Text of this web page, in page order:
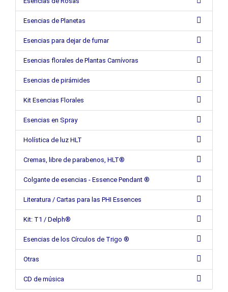
Esencias de Planetas
Esencias para dejar de fumar
Esencias florales de Plantas Carnívoras
Esencias de pirámides
Kit Esencias Florales
Esencias en Spray
Holística de luz HLT
Cremas, libre de parabenos, HLT®
Colgante de esencias - Essence Pendant ®
Literatura / Cartas para las PHI Essences
Kit: T1 / Delph®
Esencias de los Círculos de Trigo ®
Otras
CD de música